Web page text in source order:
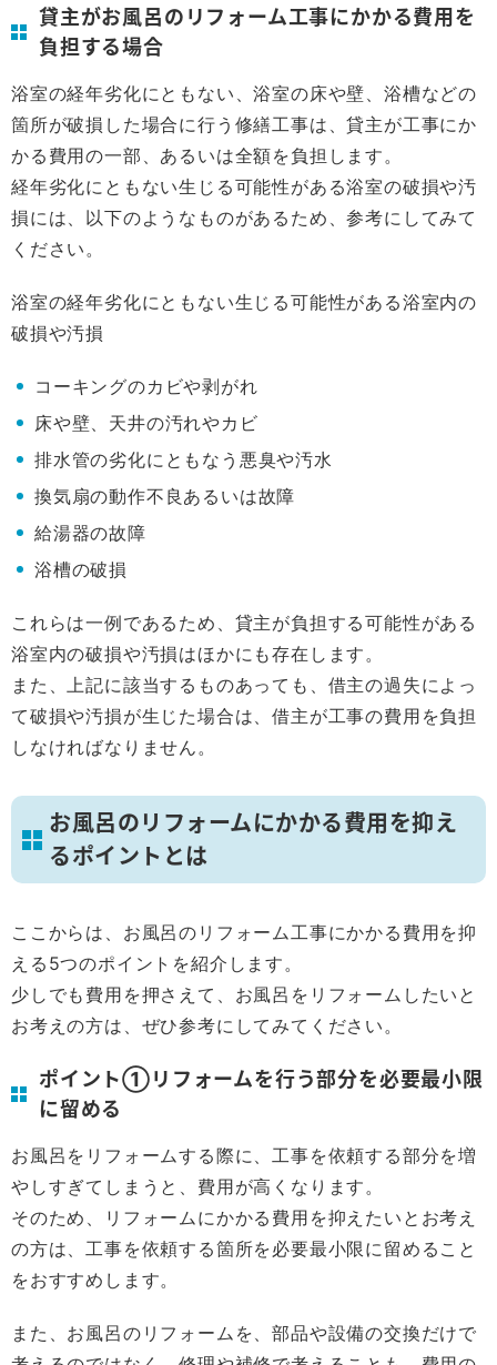
貸主がお風呂のリフォーム工事にかかる費用を
負担する場合
浴室の経年劣化にともない、浴室の床や壁、浴槽などの
箇所が破損した場合に行う修繕工事は、貸主が工事にか
かる費用の一部、あるいは全額を負担します。
経年劣化にともない生じる可能性がある浴室の破損や汚
損には、以下のようなものがあるため、参考にしてみて
ください。
浴室の経年劣化にともない生じる可能性がある浴室内の
破損や汚損
コーキングのカビや剥がれ
床や壁、天井の汚れやカビ
排水管の劣化にともなう悪臭や汚水
換気扇の動作不良あるいは故障
給湯器の故障
浴槽の破損
これらは一例であるため、貸主が負担する可能性がある
浴室内の破損や汚損はほかにも存在します。
また、上記に該当するものあっても、借主の過失によっ
て破損や汚損が生じた場合は、借主が工事の費用を負担
しなければなりません。
お風呂のリフォームにかかる費用を抑え
るポイントとは
ここからは、お風呂のリフォーム工事にかかる費用を抑
える5つのポイントを紹介します。
少しでも費用を押さえて、お風呂をリフォームしたいと
お考えの方は、ぜひ参考にしてみてください。
ポイント①リフォームを行う部分を必要最小限
に留める
お風呂をリフォームする際に、工事を依頼する部分を増
やしすぎてしまうと、費用が高くなります。
そのため、リフォームにかかる費用を抑えたいとお考え
の方は、工事を依頼する箇所を必要最小限に留めること
をおすすめします。
また、お風呂のリフォームを、部品や設備の交換だけで